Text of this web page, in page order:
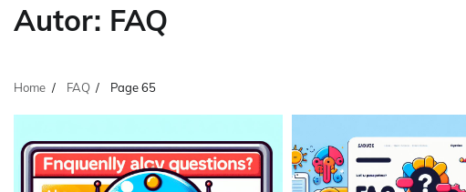
Autor: FAQ
Home FAQ Page 65